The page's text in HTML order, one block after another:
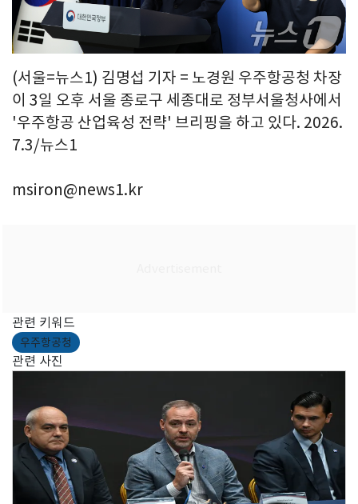
(서울=뉴스1) 김명섭 기자 = 노경원 우주항공청 차장
이 3일 오후 서울 종로구 세종대로 정부서울청사에서
'우주항공 산업육성 전략' 브리핑을 하고 있다. 2026.
7.3/뉴스1
msiron@news1.kr
관련 키워드
우주항공청
관련 사진